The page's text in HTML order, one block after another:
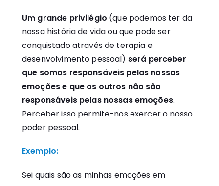
Um grande privilégio (que podemos ter da
nossa história de vida ou que pode ser
conquistado através de terapia e
desenvolvimento pessoal) será perceber
que somos responsáveis pelas nossas
emoções e que os outros não são
responsáveis pelas nossas emoções.
Perceber isso permite-nos exercer o nosso
poder pessoal.
Exemplo:
Sei quais são as minhas emoções em